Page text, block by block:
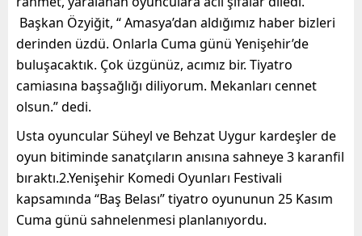
Başkan Özyiğit, “Amasya’dan aldığımız haber bizleri
derinden üzdü. Onlarla Cuma günü Yenişehir’de
buluşacaktık. Çok üzgünüz, acımız bir. Tiyatro
camiasına başsağlığı diliyorum. Mekanları cennet
olsun.”dedi.
Usta oyuncular Süheyl ve Behzat Uygur kardeşler de
oyun bitiminde sanatçıların anısına sahneye 3 karanfil
bıraktı.2.Yenişehir Komedi Oyunları Festivali
kapsamında “Baş Belası” tiyatro oyununun 25 Kasım
Cuma günü sahnelenmesi planlanıyordu.